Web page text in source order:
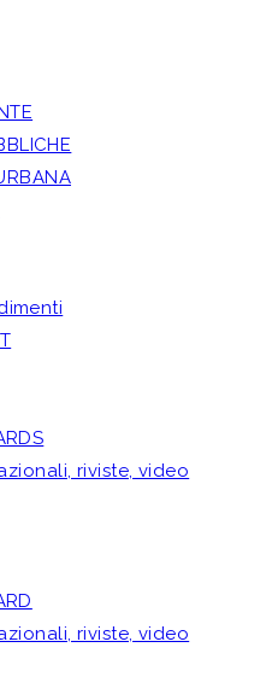
riviste, video
riviste, video